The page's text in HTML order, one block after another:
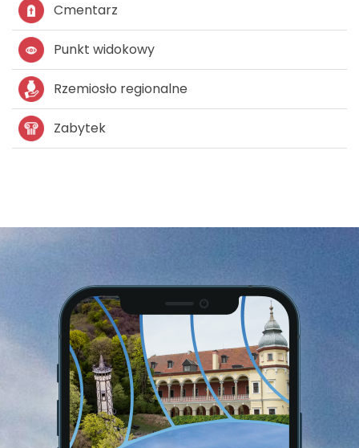
Cmentarz
Punkt widokowy
Rzemiosło regionalne
Zabytek